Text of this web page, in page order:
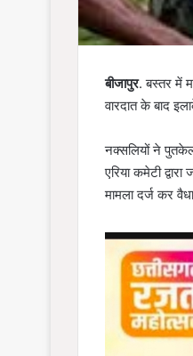
बीजापुर. बस्तर में
वारदात के बाद
नक्सलियों ने पुतकेल
एरिया कमेटी
मामला दर्ज कर